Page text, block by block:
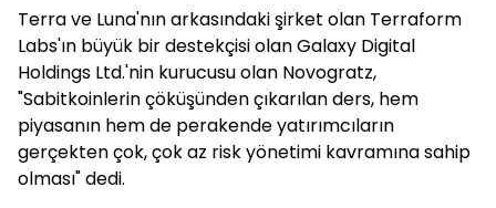
Terra ve Luna'nın arkasındaki şirket olan Terraform
Labs'ın büyük bir destekçisi olan Galaxy Digital
Holdings Ltd.'nin kurucusu olan Novogratz,
"Sabitkoinlerin çöküşünden çıkarılan ders, hem
piyasanın hem de perakende yatırımcıların
gerçekten çok, çok az risk yönetimi kavramına sahip
olması" dedi.